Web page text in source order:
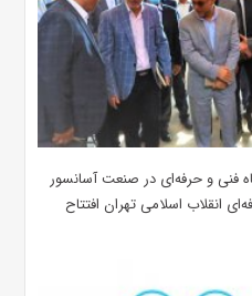
فنی و حرفه‌ای در صنعت آسانسور
انقلاب اسلامی تهران افتتاح